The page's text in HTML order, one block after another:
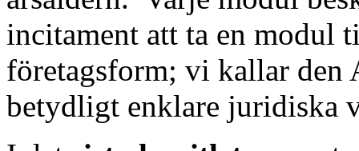
incitament att ta en modul
företagsform; vi kallar den
betydligt enklare juridiska